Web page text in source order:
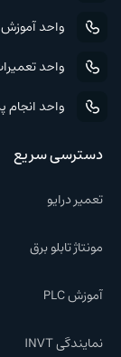
واحد
واحد
واحد انجام
دسترسی سریع
تعمیر درایو
مونتاژ تابلو برق
آموزش PLC
نمایندگی INVT